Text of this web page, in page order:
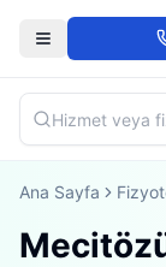
Ana Sayfa